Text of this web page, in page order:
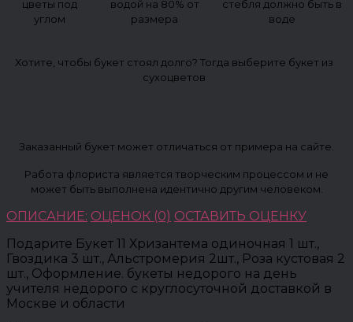
цветы под
углом
водой на 80% от
размера
стебля должно быть в
воде
Хотите, чтобы букет стоял долго? Тогда выберите букет из
сухоцветов
Заказанный букет может отличаться от примера на сайте.
Работа флориста является творческим процессом и не
может быть выполнена идентично другим человеком.
ОПИСАНИЕ: ОЦЕНОК (0) ОСТАВИТЬ ОЦЕНКУ
Подарите Букет 11 Хризантема одиночная 1 шт.,
Гвоздика 3 шт., Альстромерия 2шт., Роза кустовая 2
шт., Оформление. букеты недорого на день
учителя недорого с круглосуточной доставкой в
Москве и области